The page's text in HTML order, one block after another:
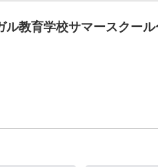
教育学校サマースクー